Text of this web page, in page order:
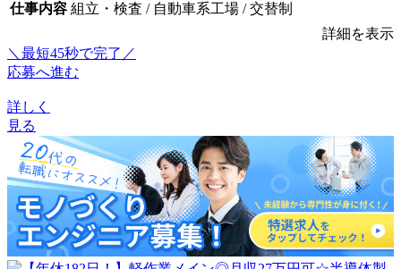
仕事内容 組立・検査 / 自動車系工場 / 交替制
詳細を表示
＼最短45秒で完了／
応募へ進む
詳しく
見る